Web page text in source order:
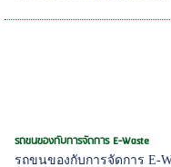
รถขนของกับการจัดการ E-Waste
รถขนของกับการจัดการ E-